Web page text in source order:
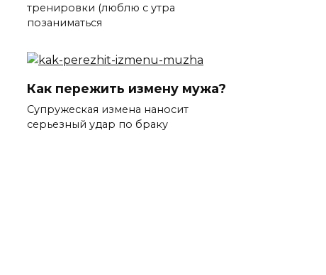
тренировки (люблю с утра
позаниматься
Как пережить измену мужа?
Супружеская измена наносит
серьезный удар по браку